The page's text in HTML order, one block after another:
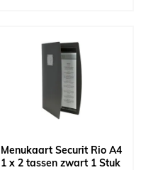
Menukaart Securit Rio A4
1 x 2 tassen zwart 1 Stuk